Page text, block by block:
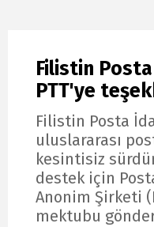
Filistin
PTT'ye
Filistin Posta
uluslararası
kesintisiz
destek için
Anonim Şirketi
mektubu